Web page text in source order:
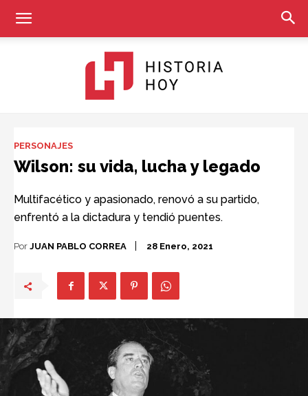
PERSONAJES
Wilson: su vida, lucha y legado
Multifacético y apasionado, renovó a su partido,
enfrentó a la dictadura y tendió puentes.
Por JUAN PABLO CORREA 28 Enero, 2021